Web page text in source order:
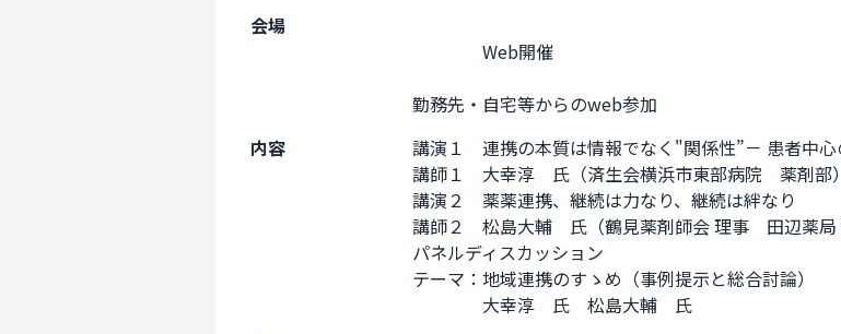
会場
勤務先・自宅等からのweb参加
内容
講演１　連携の本質は情報でなく"関係性”－ 患者中
講師１　大幸淳　氏（済生会横浜市東部病院　薬剤部）
講演２　薬薬連携、継続は力なり、継続は絆なり
講師２　松島大輔　氏（鶴見薬剤師会 理事　田辺薬局
パネルディスカッション
テーマ：地域連携のすゝめ（事例提示と総合討論）
大幸淳　氏　松島大輔　氏